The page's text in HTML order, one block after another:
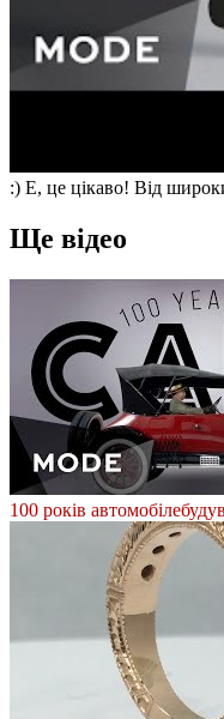
:) Е, це цікаво! Від
Ще відео
100 років